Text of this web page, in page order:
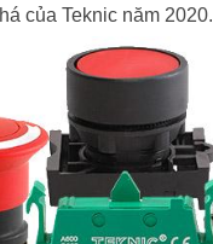
của Teknic năm 2020.